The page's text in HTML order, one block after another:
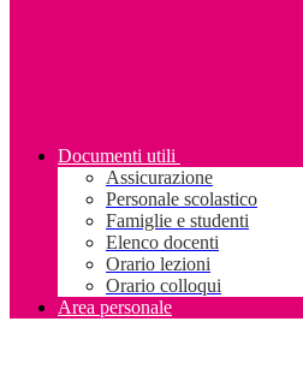
Documenti utili
Assicurazione
Personale scolastico
Famiglie e studenti
Elenco docenti
Orario lezioni
Orario colloqui
Area personale